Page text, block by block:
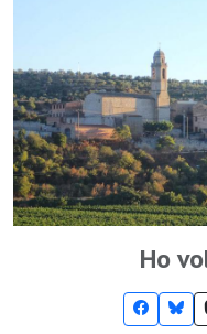
Ho